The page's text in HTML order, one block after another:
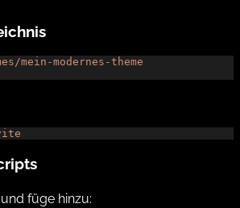
mein-modernes-theme
und füge hinzu: